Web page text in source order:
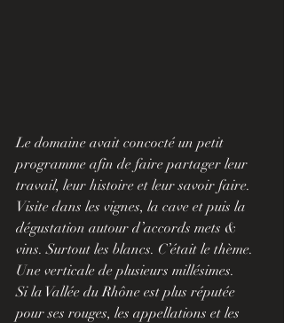
Le domaine avait concocté un petit
programme afin de faire partager leur
travail, leur histoire et leur savoir faire.
Visite dans les vignes, la cave et puis la
dégustation autour d’accords mets &
vins. Surtout les blancs. C’était le thème.
Une verticale de plusieurs millésimes.
Si la Vallée du Rhône est plus réputée
pour ses rouges, les appellations et les